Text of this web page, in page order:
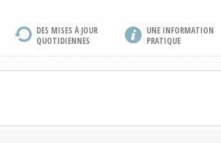
DES MISES À JOUR
QUOTIDIENNES
UNE INFORMATION
PRATIQUE